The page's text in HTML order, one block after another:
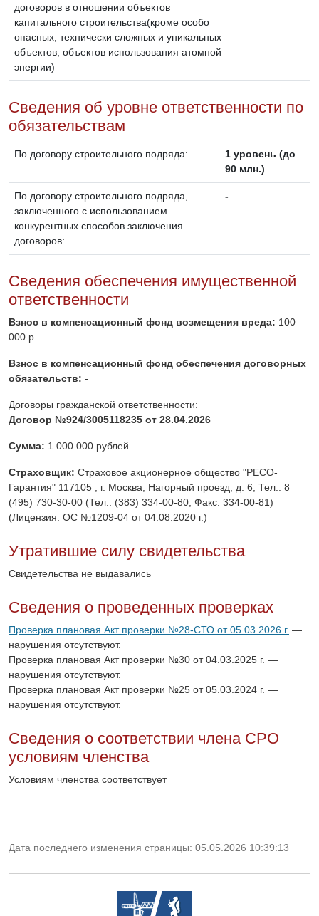
договоров в отношении объектов
капитального строительства(кроме особо
опасных, технически сложных и уникальных
объектов, объектов использования атомной
энергии)
Сведения об уровне ответственности по
обязательствам
По договору строительного подряда:
1 уровень (до
90 млн.)
По договору строительного подряда,
заключенного с использованием
конкурентных способов заключения
договоров:
-
Сведения обеспечения имущественной
ответственности
Взнос в компенсационный фонд возмещения вреда: 100
000 р.
Взнос в компенсационный фонд обеспечения договорных
обязательств: -
Договоры гражданской ответственности:
Договор №924/3005118235 от 28.04.2026
Сумма: 1 000 000 рублей
Страховщик: Страховое акционерное общество "РЕСО-
Гарантия" 117105 , г. Москва, Нагорный проезд, д. 6, Тел.: 8
(495) 730-30-00 (Тел.: (383) 334-00-80, Факс: 334-00-81)
(Лицензия: ОС №1209-04 от 04.08.2020 г.)
Утратившие силу свидетельства
Свидетельства не выдавались
Сведения о проведенных проверках
Проверка плановая Акт проверки №28-СТО от 05.03.2026 г. —
нарушения отсутствуют.
Проверка плановая Акт проверки №30 от 04.03.2025 г. —
нарушения отсутствуют.
Проверка плановая Акт проверки №25 от 05.03.2024 г. —
нарушения отсутствуют.
Сведения о соответствии члена СРО
условиям членства
Условиям членства соответствует
Дата последнего изменения страницы: 05.05.2026 10:39:13